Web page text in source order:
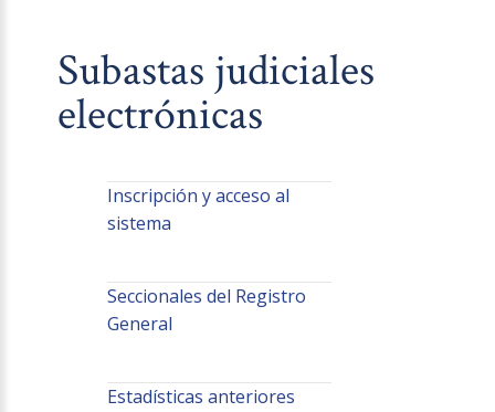
Subastas judiciales
electrónicas
Inscripción y acceso al
sistema
Seccionales del Registro
General
Estadísticas anteriores